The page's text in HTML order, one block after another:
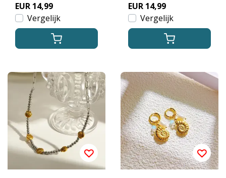
EUR 14,99
Vergelijk
EUR 14,99
Vergelijk